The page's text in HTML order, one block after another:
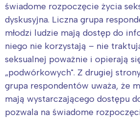
świadome rozpoczęcie życia
dyskusyjna. Liczna grupa
młodzi ludzie mają dostęp do
niego nie korzystają – nie
seksualnej poważnie i opierają
„podwórkowych". Z drugiej
grupa respondentów uważa, że
mają wystarczającego dostępu
pozwala na świadome